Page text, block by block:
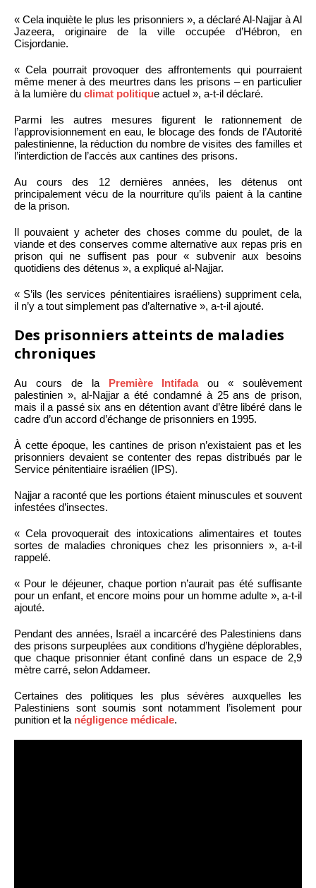
« Cela inquiète le plus les prisonniers », a déclaré Al-Najjar à Al
Jazeera, originaire de la ville occupée d’Hébron, en
Cisjordanie.
« Cela pourrait provoquer des affrontements qui pourraient
même mener à des meurtres dans les prisons – en particulier
à la lumière du climat politique actuel », a-t-il déclaré.
Parmi les autres mesures figurent le rationnement de
l’approvisionnement en eau, le blocage des fonds de l’Autorité
palestinienne, la réduction du nombre de visites des familles et
l’interdiction de l’accès aux cantines des prisons.
Au cours des 12 dernières années, les détenus ont
principalement vécu de la nourriture qu’ils paient à la cantine
de la prison.
Il pouvaient y acheter des choses comme du poulet, de la
viande et des conserves comme alternative aux repas pris en
prison qui ne suffisent pas pour « subvenir aux besoins
quotidiens des détenus », a expliqué al-Najjar.
« S’ils (les services pénitentiaires israéliens) suppriment cela,
il n’y a tout simplement pas d’alternative », a-t-il ajouté.
Des prisonniers atteints de maladies
chroniques
Au cours de la Première Intifadaou « soulèvement
palestinien », al-Najjar a été condamné à 25 ans de prison,
mais il a passé six ans en détention avant d’être libéré dans le
cadre d’un accord d’échange de prisonniers en 1995.
À cette époque, les cantines de prison n’existaient pas et les
prisonniers devaient se contenter des repas distribués par le
Service pénitentiaire israélien (IPS).
Najjar a raconté que les portions étaient minuscules et souvent
infestées d’insectes.
« Cela provoquerait des intoxications alimentaires et toutes
sortes de maladies chroniques chez les prisonniers », a-t-il
rappelé.
« Pour le déjeuner, chaque portion n’aurait pas été suffisante
pour un enfant, et encore moins pour un homme adulte », a-t-il
ajouté.
Pendant des années, Israël a incarcéré des Palestiniens dans
des prisons surpeuplées aux conditions d’hygiène déplorables,
que chaque prisonnier étant confiné dans un espace de 2,9
mètre carré, selon Addameer.
Certaines des politiques les plus sévères auxquelles les
Palestiniens sont soumis sont notamment l’isolement pour
punition et la négligence médicale.